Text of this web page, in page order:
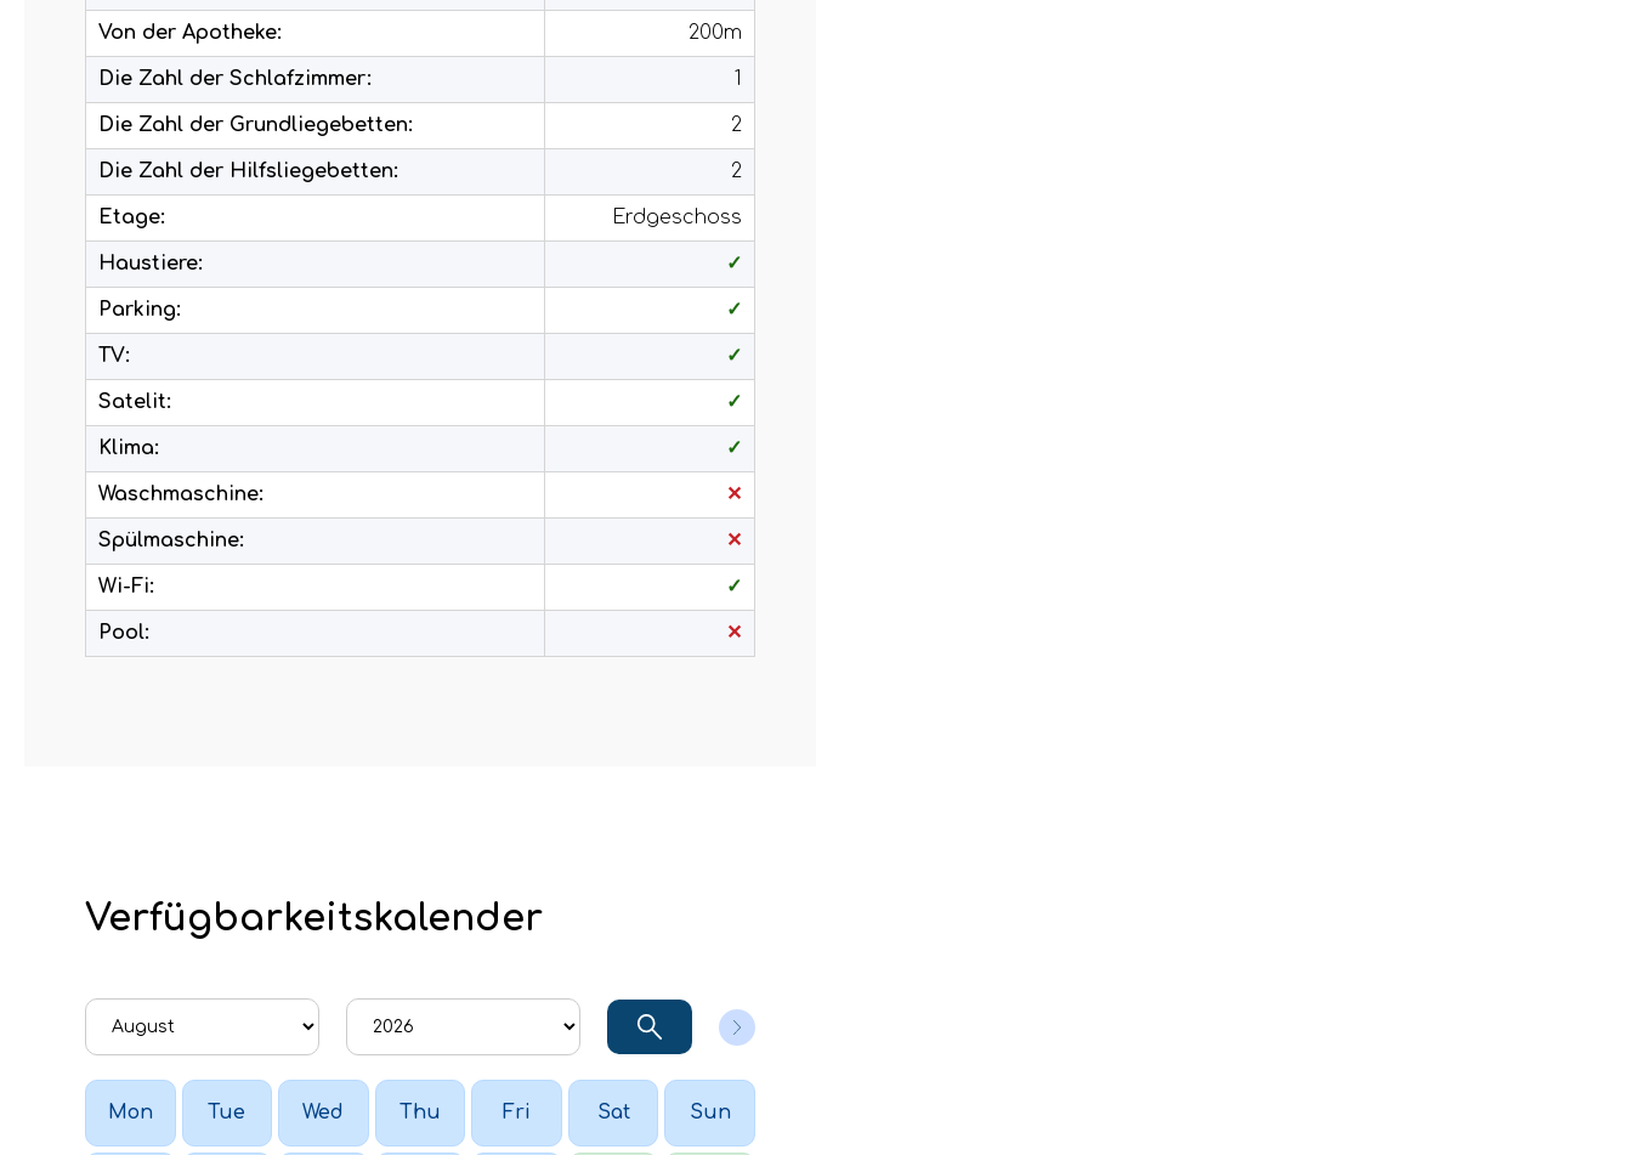
Von der Apotheke: 200m
Die Zahl der Schlafzimmer: 1
Die Zahl der Grundliegebetten: 2
Die Zahl der Hilfsliegebetten: 2
Etage: Erdgeschoss
Haustiere: ✓
Parking: ✓
TV: ✓
Satelit: ✓
Klima: ✓
Waschmaschine: ✕
Spülmaschine: ✕
Wi-Fi: ✓
Pool: ✕
Verfügbarkeitskalender
Mon Tue Wed Thu Fri Sat Sun